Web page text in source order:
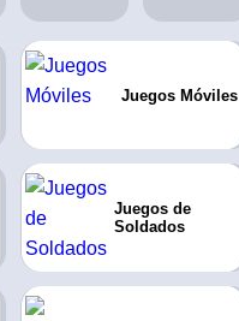
Juegos Móviles
Juegos de
Soldados